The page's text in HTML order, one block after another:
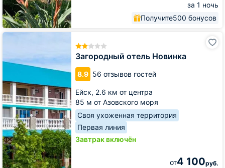
за 1 ночь
Получите500 бонусов
Загородный отель Новинка
8.9 56 отзывов гостей
Ейск, 2.6 км от центра
85 м от Азовского моря
Своя ухоженная территория
Первая линия
Завтрак включён
от4 100руб.
Загородный